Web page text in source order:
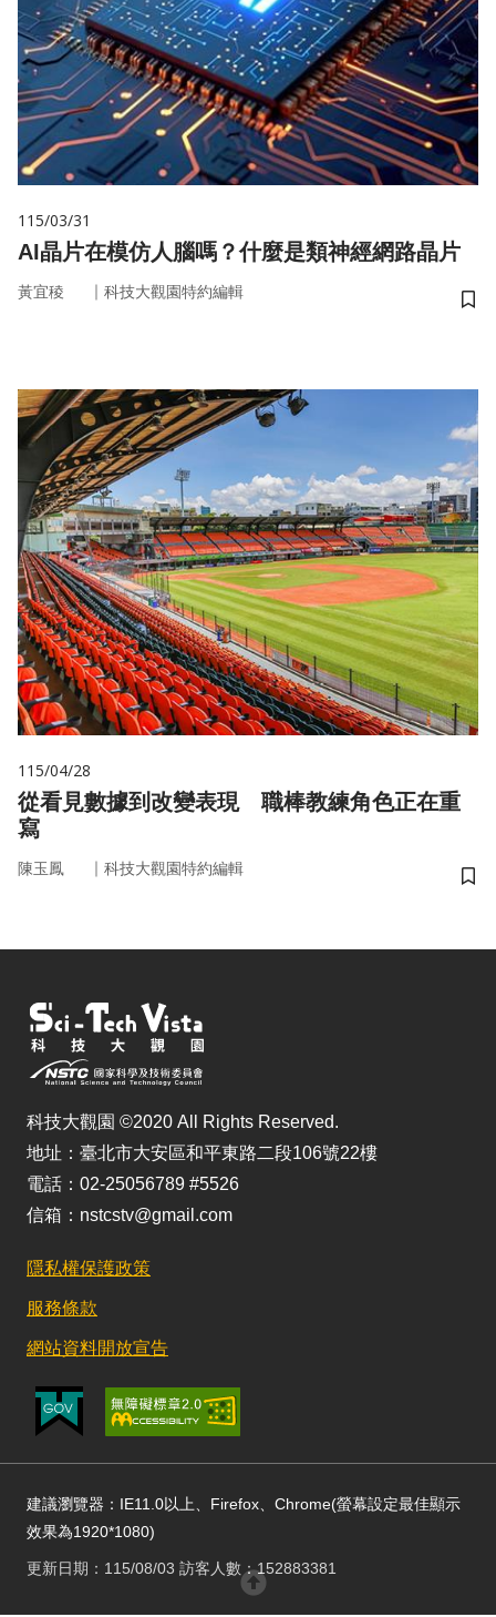
115/03/31
AI晶片在模仿人腦嗎？什麼是類神經網路晶片
黃宜稜 ｜ 科技大觀園特約編輯
儲
115/04/28
從看見數據到改變表現 職棒教練角色正在重
寫
陳玉鳳 ｜ 科技大觀園特約編輯
儲
科技大觀園 ©2020 All Rights Reserved.
地址：臺北市大安區和平東路二段106號22樓
電話：02-25056789 #5526
信箱：nstcstv@gmail.com
隱私權保護政策
服務條款
網站資料開放宣告
建議瀏覽器：IE11.0以上、Firefox、Chrome(螢幕設定最佳顯示
效果為1920*1080)
更新日期：115/08/03 訪客人數：152883381
回頂部